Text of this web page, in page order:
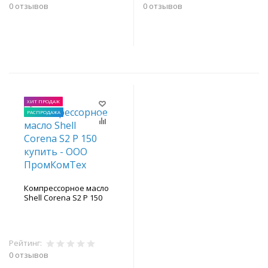
0 отзывов
0 отзывов
ХИТ ПРОДАЖ
РАСПРОДАЖА
Компрессорное масло
Shell Corena S2 P 150
Рейтинг:
0 отзывов